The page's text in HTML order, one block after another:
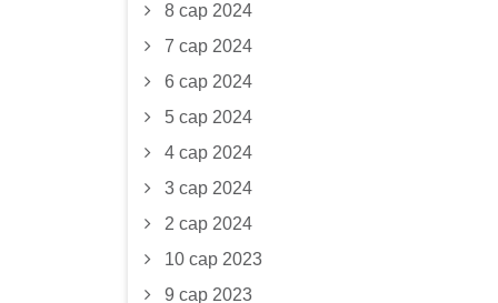
8 сар 2024
7 сар 2024
6 сар 2024
5 сар 2024
4 сар 2024
3 сар 2024
2 сар 2024
10 сар 2023
9 сар 2023